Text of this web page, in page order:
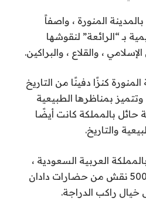
المنورة ، واصفاً
بـ “الرائعة” لنقوشها
، والقلاع ، والبراكين.
كنزًا دفينًا من التاريخ
وتتميز بمناظرها الطبيعية
حائل بالمملكة كانت أيضًا
والتاريخ.
العربية السعودية ،
الذي يحتوي على أكثر من 500 نقش من حضارات دادان
خيال راكب الدراجة.